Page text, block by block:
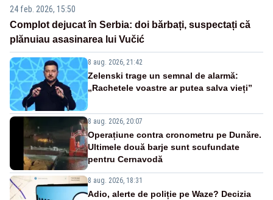
24 feb. 2026, 15:50
Complot dejucat în Serbia: doi bărbați, suspectați că
plănuiau asasinarea lui Vučić
8 aug. 2026, 21:42
Zelenski trage un semnal de alarmă:
„Rachetele voastre ar putea salva vieți”
8 aug. 2026, 20:07
Operațiune contra cronometru pe Dunăre.
Ultimele două barje sunt scufundate
pentru Cernavodă
8 aug. 2026, 18:31
Adio, alerte de poliție pe Waze? Decizia